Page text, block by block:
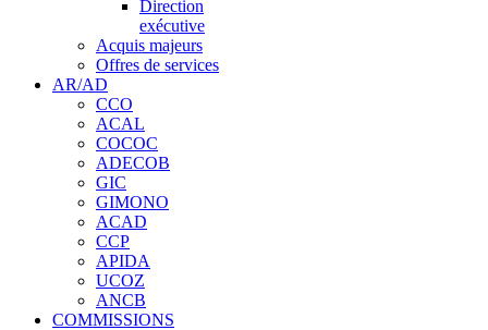
Direction
exécutive
Acquis majeurs
Offres de services
AR/AD
CCO
ACAL
COCOC
ADECOB
GIC
GIMONO
ACAD
CCP
APIDA
UCOZ
ANCB
COMMISSIONS